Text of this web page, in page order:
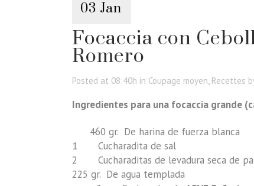
03 Jan
Focaccia con
Romero
Posted at 08:40h in Coupage moyen, Recettes
Ingredientes para una focaccia grande
460 gr. De harina de fuerza blanca
1 Cucharadita de sal
2 Cucharaditas de levadura seca de
225 gr. De agua templada